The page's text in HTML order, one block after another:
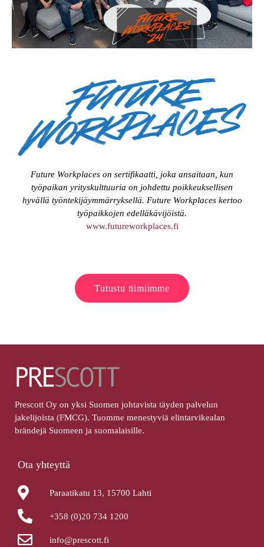
Future Workplaces on sertifikaatti, joka ansaitaan, kun
työpaikan yrityskulttuuria on johdettu poikkeuksellisen
hyvällä työntekijäymmärryksellä. Future Workplaces kertoo
työpaikkojen edelläkävijöistä.
www.futureworkplaces.fi
Tutustu tiimiimme
Prescott Oy on yksi Suomen johtavista täyden palvelun
jakelijoista (FMCG). Tuomme menestyviä elintarvikealan
brändejä Suomeen ja suomalaisille.
Ota yhteyttä
Paraatikatu 13, 15700 Lahti
+358 (0)20 734 1200
info@prescott.fi